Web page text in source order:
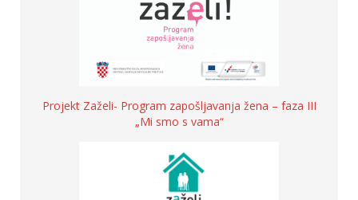
Projekt Zaželi- Program zapošljavanja žena – faza III
„Mi smo s vama“